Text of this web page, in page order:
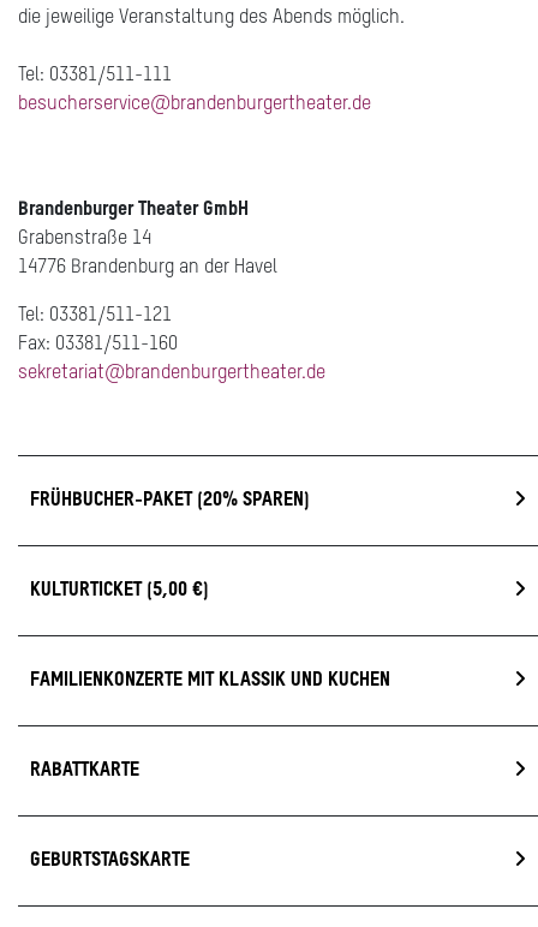
die jeweilige Veranstaltung des Abends möglich.
Tel: 03381/511-111
besucherservice@brandenburgertheater.de
Brandenburger Theater GmbH
Grabenstraße 14
14776 Brandenburg an der Havel
Tel: 03381/511-121
Fax: 03381/511-160
sekretariat@brandenburgertheater.de
FRÜHBUCHER-PAKET (20% SPAREN)
KULTURTICKET (5,00 €)
FAMILIENKONZERTE MIT KLASSIK UND KUCHEN
RABATTKARTE
GEBURTSTAGSKARTE